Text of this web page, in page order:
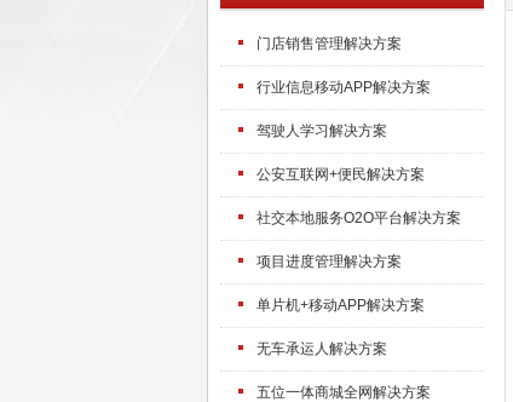
门店销售管理解决方案
行业信息移动APP解决方案
驾驶人学习解决方案
公安互联网+便民解决方案
社交本地服务O2O平台解决方案
项目进度管理解决方案
单片机+移动APP解决方案
无车承运人解决方案
五位一体商城全网解决方案